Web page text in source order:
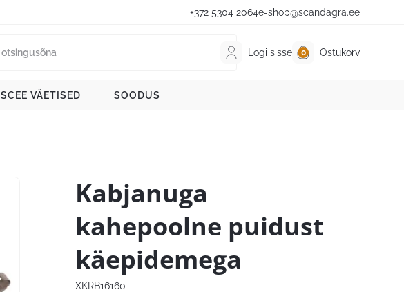
+372 5304 2064e-shop@scandagra.ee
Logi sisse Ostukorv
SCEE VÄETISED SOODUS
Kabjanuga
kahepoolne puidust
käepidemega
XKRB16160